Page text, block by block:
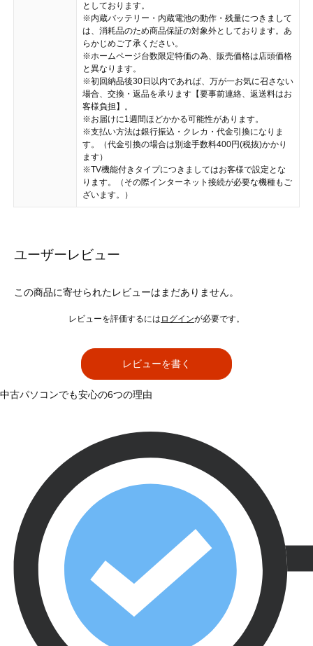
としております。
※内蔵バッテリー・内蔵電池の動作・残量につきまして
は、消耗品のため商品保証の対象外としております。あ
らかじめご了承ください。
※ホームページ台数限定特価の為、販売価格は店頭価格
と異なります。
※初回納品後30日以内であれば、万が一お気に召さない
場合、交換・返品を承ります【要事前連絡、返送料はお
客様負担】。
※お届けに1週間ほどかかる可能性があります。
※支払い方法は銀行振込・クレカ・代金引換になりま
す。（代金引換の場合は別途手数料400円(税抜)かかり
ます）
※TV機能付きタイプにつきましてはお客様で設定とな
ります。（その際インターネット接続が必要な機種もご
ざいます。）
ユーザーレビュー
この商品に寄せられたレビューはまだありません。
レビューを評価するには ログインが必要です。
レビューを書く
中古パソコンでも安心の6つの理由